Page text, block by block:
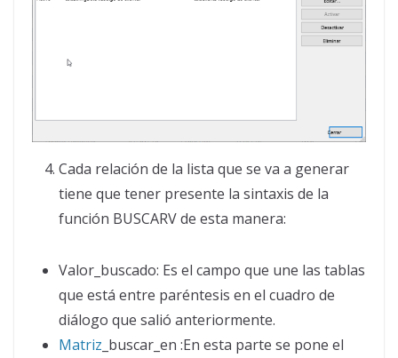
Cada relación de la lista que se va a generar
tiene que tener presente la sintaxis de la
función BUSCARV de esta manera:
Valor_buscado: Es el campo que une las tablas
que está entre paréntesis en el cuadro de
diálogo que salió anteriormente.
Matriz _buscar_en :En esta parte se pone el